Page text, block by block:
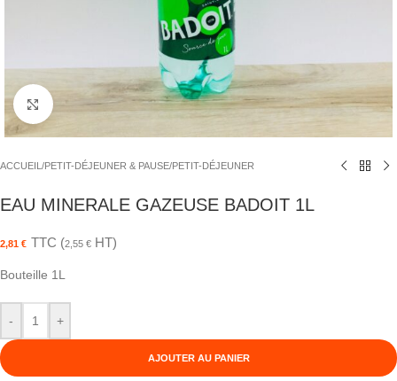
Agrandir
ACCUEIL /PETIT-DÉJEUNER & PAUSE/PETIT-DÉJEUNER
EAU MINERALE GAZEUSE BADOIT 1L
2,81 € TTC (2,55 € HT)
Bouteille 1L
- +
AJOUTER AU PANIER